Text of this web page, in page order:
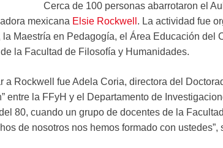
Cerca de 100 personas abarrotaron el
mexicana Elsie Rockwell . La actividad fue
Maestría en Pedagogía, el Área Educación del
la Facultad de Filosofía y Humanidades.
a Rockwell fue Adela Coria, directora del
entre la FFyH y el Departamento de
80, cuando un grupo de docentes de la
de nosotros nos hemos formado con ustedes”,